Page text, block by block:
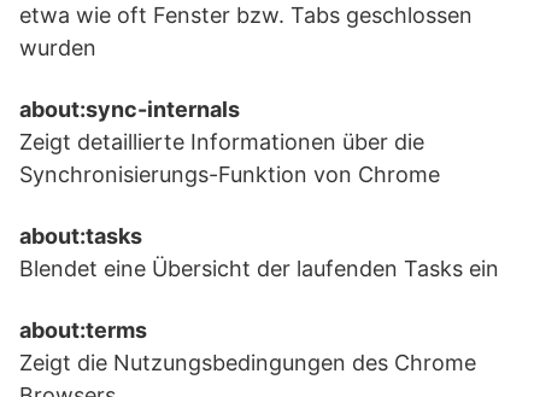
etwa wie oft Fenster bzw. Tabs geschlossen
wurden
about:sync-internals
Zeigt detaillierte Informationen über die
Synchronisierungs-Funktion von Chrome
about:tasks
Blendet eine Übersicht der laufenden Tasks ein
about:terms
Zeigt die Nutzungsbedingungen des Chrome